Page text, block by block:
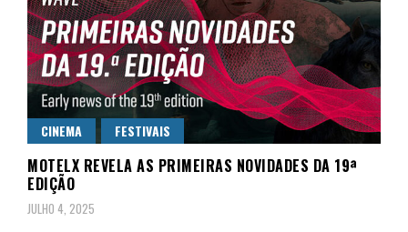
CINEMA FESTIVAIS
MOTELX REVELA AS PRIMEIRAS NOVIDADES DA 19ª
EDIÇÃO
JULHO 4, 2025